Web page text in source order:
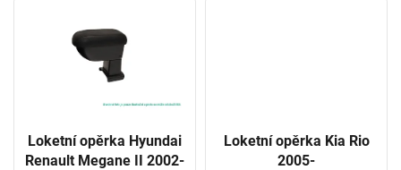
Loketní opěrka Hyundai
Renault Megane II 2002-
Loketní opěrka Kia Rio
2005-